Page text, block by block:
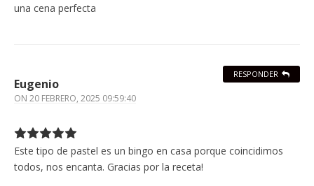
una cena perfecta
Eugenio
ON 20 FEBRERO, 2025 09:59:40
Este tipo de pastel es un bingo en casa porque coincidimos
todos, nos encanta. Gracias por la receta!
RESPONDER